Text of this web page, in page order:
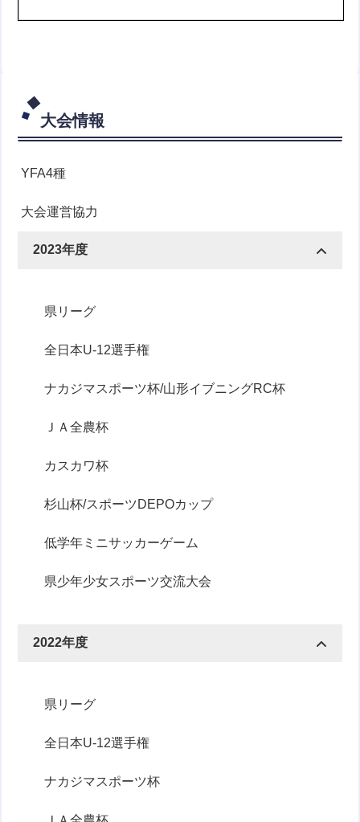
大会情報
YFA4種
大会運営協力
2023年度
県リーグ
全日本U-12選手権
ナカジマスポーツ杯/山形イブニングRC杯
ＪＡ全農杯
カスカワ杯
杉山杯/スポーツDEPOカップ
低学年ミニサッカーゲーム
県少年少女スポーツ交流大会
2022年度
県リーグ
全日本U-12選手権
ナカジマスポーツ杯